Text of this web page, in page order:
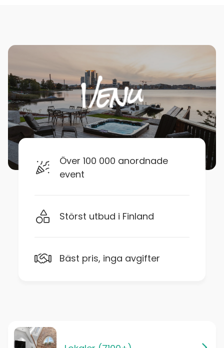
Över 100 000 anordnade
event
Störst utbud i Finland
Bäst pris, inga avgifter